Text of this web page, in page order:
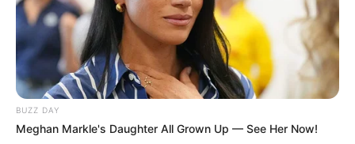
BUZZ DAY
Meghan Markle's Daughter All Grown Up — See Her Now!